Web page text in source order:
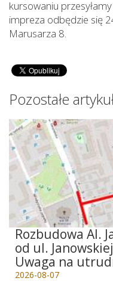
kursowaniu
impreza odbędzie się
Marusarza 8.
Pozostałe
Rozbudowa Al.
od ul.
Uwaga na
2026-08-07